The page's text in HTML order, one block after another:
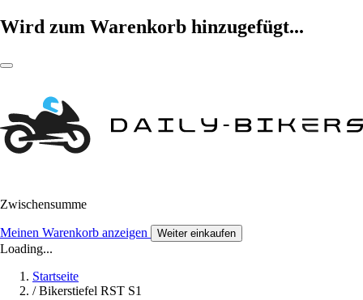
Wird zum Warenkorb hinzugefügt...
Zwischensumme
Meinen Warenkorb anzeigen Weiter einkaufen
Loading...
Startseite
/ Bikerstiefel RST S1